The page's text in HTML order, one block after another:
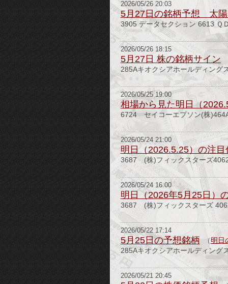
2026/05/26 20:03
5月27日の銘柄予想 太
3905 データセクション 6613 Ｑ
2026/05/26 18:15
5月27日 株の銘柄サイン
285Aキオクシアホールディン
2026/05/25 19:00
相場から見た明日（
6724 セイコーエプソン(株
2026/05/24 21:00
明日（2026.5.25）の注目
3687 (株)フィックスターズ
2026/05/24 16:00
明日（2026年5月25日）
3687 (株)フィックスターズ
2026/05/22 17:14
5月25日の予想銘柄 （明日
285Aキオクシアホールディン
2026/05/21 20:45